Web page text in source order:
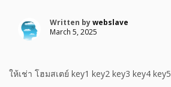
Written bywebslave
March 5, 2025
ให้เช่า โฮมสเตย์ key1 key2 key3 key4 key5